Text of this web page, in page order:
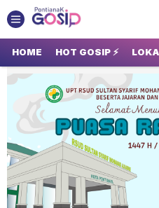
GOSIP PONTIANAK
Tempatnya Gosip
HOME HOT GOSIP ⚡